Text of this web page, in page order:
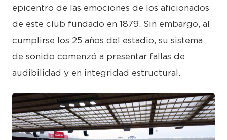
epicentro de las emociones de los aficionados
de este club fundado en 1879. Sin embargo, al
cumplirse los 25 años del estadio, su sistema
de sonido comenzó a presentar fallas de
audibilidad y en integridad estructural.